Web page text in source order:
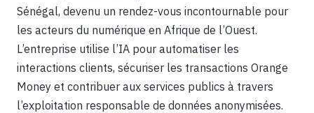
Sénégal, devenu un rendez-vous incontournable pour
les acteurs du numérique en Afrique de l’Ouest.
L’entreprise utilise l’IA pour automatiser les
interactions clients, sécuriser les transactions Orange
Money et contribuer aux services publics à travers
l’exploitation responsable de données anonymisées.